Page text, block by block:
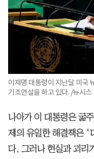
이재명 대통령이 지난달 미국
기조연설을 하고 있다. /뉴시스
나아가 이 대통령은 굶
제의 유일한 해결책은 ‘
다. 그러나 현실과 괴리